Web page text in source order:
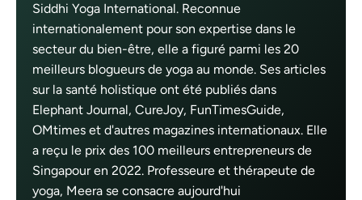
Siddhi Yoga International. Reconnue
internationalement pour son expertise dans le
secteur du bien-être, elle a figuré parmi les 20
meilleurs blogueurs de yoga au monde. Ses articles
sur la santé holistique ont été publiés dans
Elephant Journal, CureJoy, FunTimesGuide,
OMtimes et d'autres magazines internationaux. Elle
a reçu le prix des 100 meilleurs entrepreneurs de
Singapour en 2022. Professeure et thérapeute de
yoga, Meera se consacre aujourd'hui